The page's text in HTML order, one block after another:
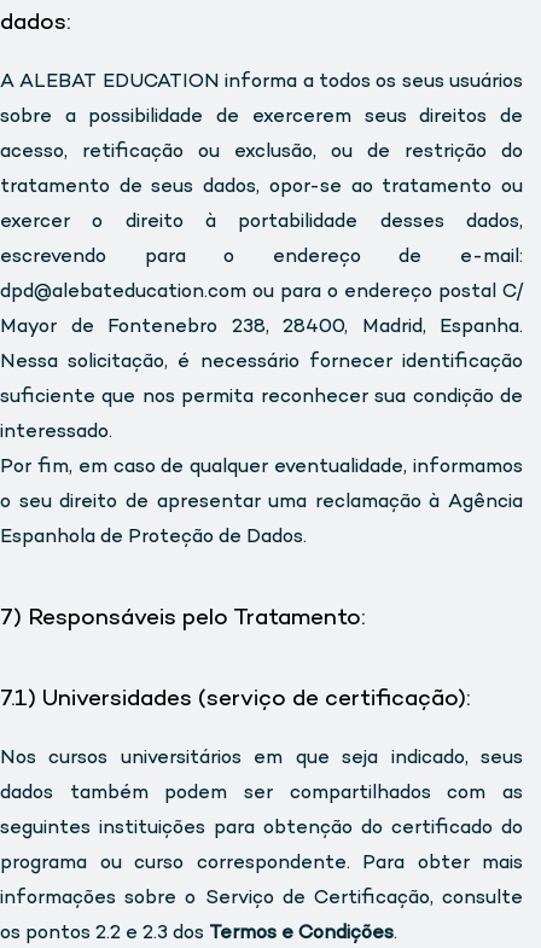
dados:
A ALEBAT EDUCATION informa a todos os seus usuários
sobre a possibilidade de exercerem seus direitos de
acesso, retificação ou exclusão, ou de restrição do
tratamento de seus dados, opor-se ao tratamento ou
exercer o direito à portabilidade desses dados,
escrevendo para o endereço de e-mail:
dpd@alebateducation.com ou para o endereço postal C/
Mayor de Fontenebro 238, 28400, Madrid, Espanha.
Nessa solicitação, é necessário fornecer identificação
suficiente que nos permita reconhecer sua condição de
interessado.
Por fim, em caso de qualquer eventualidade, informamos
o seu direito de apresentar uma reclamação à Agência
Espanhola de Proteção de Dados.
7) Responsáveis pelo Tratamento:
7.1) Universidades (serviço de certificação):
Nos cursos universitários em que seja indicado, seus
dados também podem ser compartilhados com as
seguintes instituições para obtenção do certificado do
programa ou curso correspondente. Para obter mais
informações sobre o Serviço de Certificação, consulte
os pontos 2.2 e 2.3 dos Termos e Condições.